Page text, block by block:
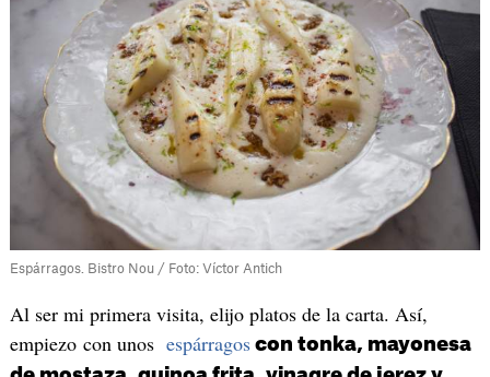
Espárragos. Bistro Nou / Foto: Víctor Antich
Al ser mi primera visita, elijo platos de la carta. Así,
empiezo con unos espárragos con tonka, mayonesa